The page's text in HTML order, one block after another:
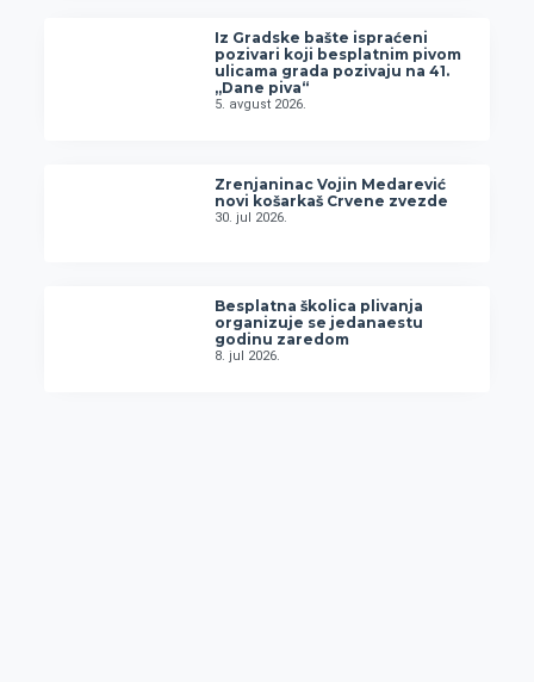
Iz Gradske bašte ispraćeni
pozivari koji besplatnim pivom
ulicama grada pozivaju na 41.
„Dane piva“
5. avgust 2026.
Zrenjaninac Vojin Medarević
novi košarkaš Crvene zvezde
30. jul 2026.
Besplatna školica plivanja
organizuje se jedanaestu
godinu zaredom
8. jul 2026.